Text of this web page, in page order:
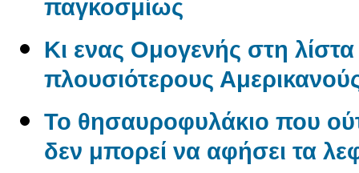
παγκοσμίως
Κι ενας Ομογενής στη
πλουσιότερους
Το θησαυροφυλάκιο που
δεν μπορεί να αφήσει τα